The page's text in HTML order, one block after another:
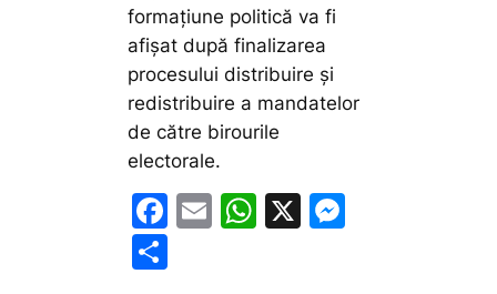
formaţiune politică va fi
afişat după finalizarea
procesului distribuire şi
redistribuire a mandatelor
de către birourile
electorale.
F
E
W X